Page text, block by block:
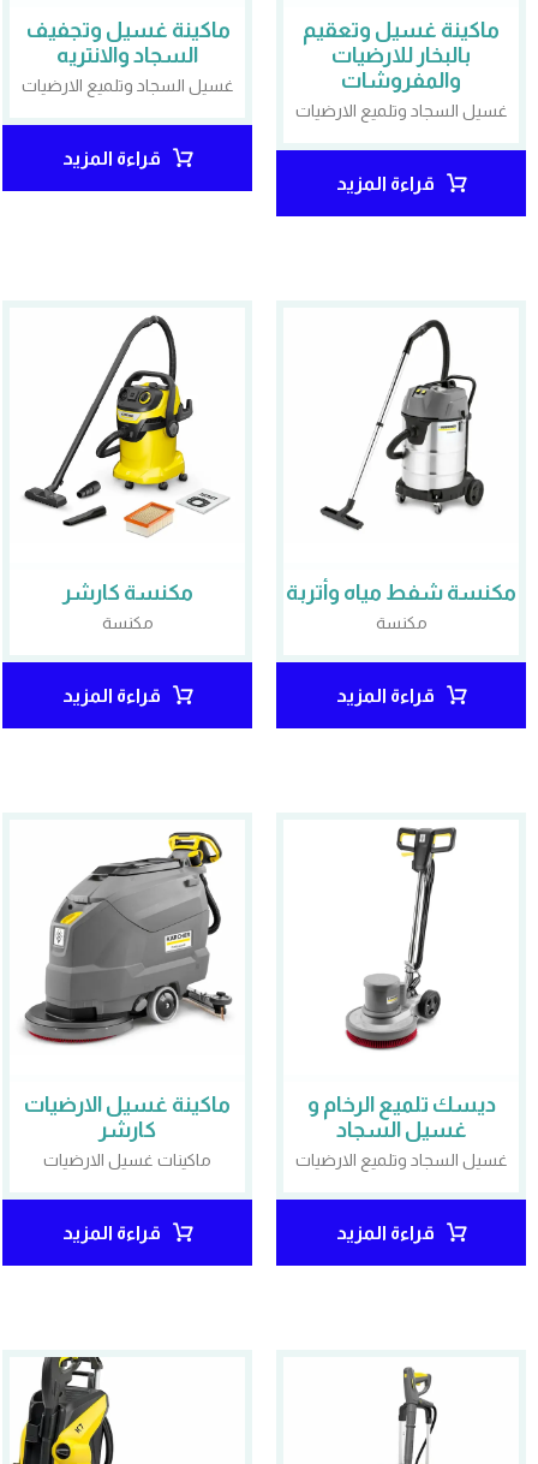
ماكينة غسيل وتعقيم
بالبخار للارضيات
والمفروشات
غسيل السجاد وتلميع الارضيات
قراءة المزيد
ماكينة غسيل وتجفيف
السجاد والانتريه
غسيل السجاد وتلميع الارضيات
قراءة المزيد
مكنسة شفط مياه وأتربة
مكنسة
قراءة المزيد
مكنسة كارشر
مكنسة
قراءة المزيد
ديسك تلميع الرخام و
غسيل السجاد
غسيل السجاد وتلميع الارضيات
قراءة المزيد
ماكينة غسيل الارضيات
كارشر
ماكينات غسيل الارضيات
قراءة المزيد